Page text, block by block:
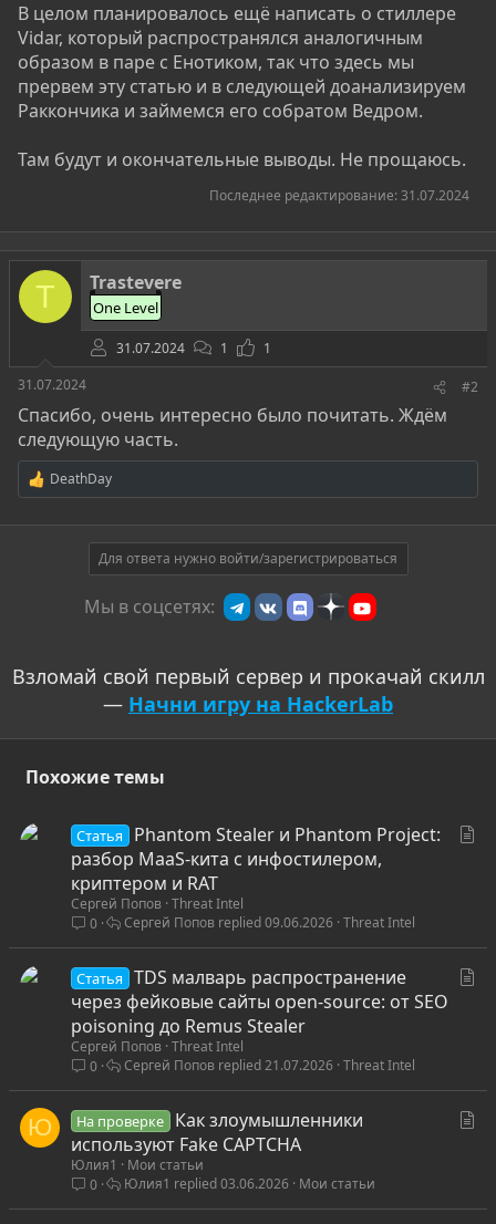
В целом планировалось ещё написать о стиллере
Vidar, который распространялся аналогичным
образом в паре с Енотиком, так что здесь мы
прервем эту статью и в следующей доанализируем
Раккончика и займемся его собратом Ведром.
Там будут и окончательные выводы. Не прощаюсь.
Последнее редактирование: 31.07.2024
T Trastevere
One Level
31.07.2024 1
1
31.07.2024
#2
Спасибо, очень интересно было почитать. Ждём
следующую часть.
Р
е
а
DeathDay
Для ответа нужно войти/зарегистрироваться
Мы в соцсетях:
Взломай свой первый сервер и прокачай скилл
— Начни игру на HackerLab
Похожие темы
я
Статья
Phantom Stealer и Phantom Project:
разбор MaaS-кита с инфостилером,
криптером и RAT
Сергей Попов Threat Intel
0
Threat Intel
09.06.2026
Сергей Попов
я
Статья
TDS малварь распространение
через фейковые сайты open-source: от SEO
poisoning до Remus Stealer
Сергей Попов Threat Intel
0
Threat Intel
21.07.2026
Сергей Попов
Ю
ь
На проверке
Как злоумышленники
используют Fake CAPTCHA
Юлия1
Мои статьи
0
Мои статьи
03.06.2026
Юлия1